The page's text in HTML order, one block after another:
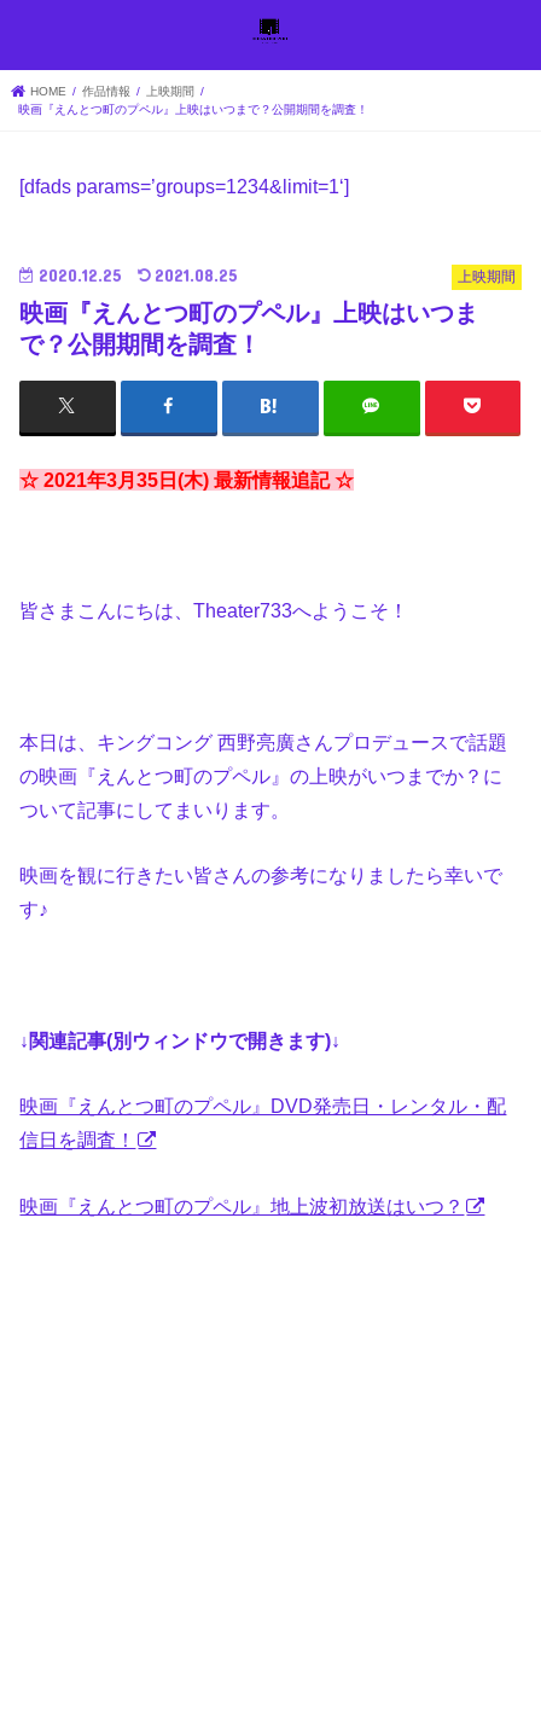
HOME 作品情報
上映期間
映画『えんとつ町のプペル』上映はいつまで？公開期間を調査！
[dfads params=’groups=1234&limit=1‘]
上映期間
2020.12.25 2021.08.25
映画『えんとつ町のプペル』上映はいつま
で？公開期間を調査！
☆ 2021年3月35日(木) 最新情報追記 ☆
皆さまこんにちは、Theater733へようこそ！
本日は、キングコング 西野亮廣さんプロデュースで話題
の映画『えんとつ町のプペル』の上映がいつまでか？に
ついて記事にしてまいります。
映画を観に行きたい皆さんの参考になりましたら幸いで
す♪
↓関連記事(別ウィンドウで開きます)↓
映画『えんとつ町のプペル』DVD発売日・レンタル・配
信日を調査！
映画『えんとつ町のプペル』地上波初放送はいつ？